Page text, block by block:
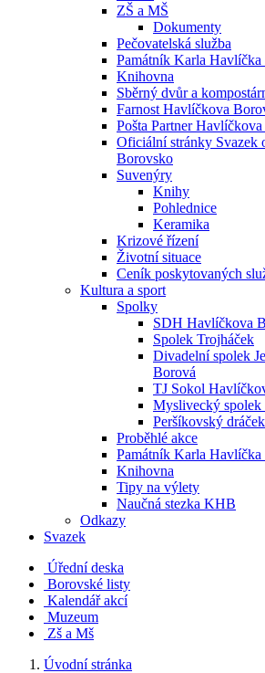
ZŠ a MŠ
Dokumenty
Pečovatelská služba
Památník Karla
Knihovna
Sběrný dvůr a
Farnost Havlíčkova
Pošta Partner
Oficiální stránky Svazek
Borovsko
Suvenýry
Knihy
Pohlednice
Keramika
Krizové řízení
Životní situace
Ceník poskytovaných
Kultura a sport
Spolky
SDH Havlíčkova
Spolek Trojháček
Divadelní spolek
Borová
TJ Sokol
Myslivecký
Peršíkovský
Proběhlé akce
Památník Karla
Knihovna
Tipy na výlety
Naučná stezka KHB
Odkazy
Svazek
Úřední deska
Borovské listy
Kalendář akcí
Muzeum
Zš a Mš
Úvodní stránka